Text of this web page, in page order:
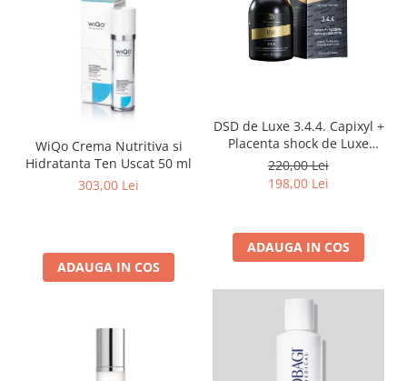
DSD de Luxe 3.4.4. Capixyl +
Placenta shock de Luxe
Lotion Loțiune de lux șoc cu
Capixyl siPlacentă 100 ml
220,00 Lei
198,00 Lei
ADAUGA IN COS
WiQo Crema Nutritiva si
Hidratanta Ten Uscat 50 ml
303,00 Lei
ADAUGA IN COS